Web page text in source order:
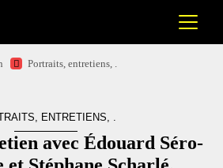
Portraits, entretiens, .
ENTRETIENS, .
avec Édouard Séro-